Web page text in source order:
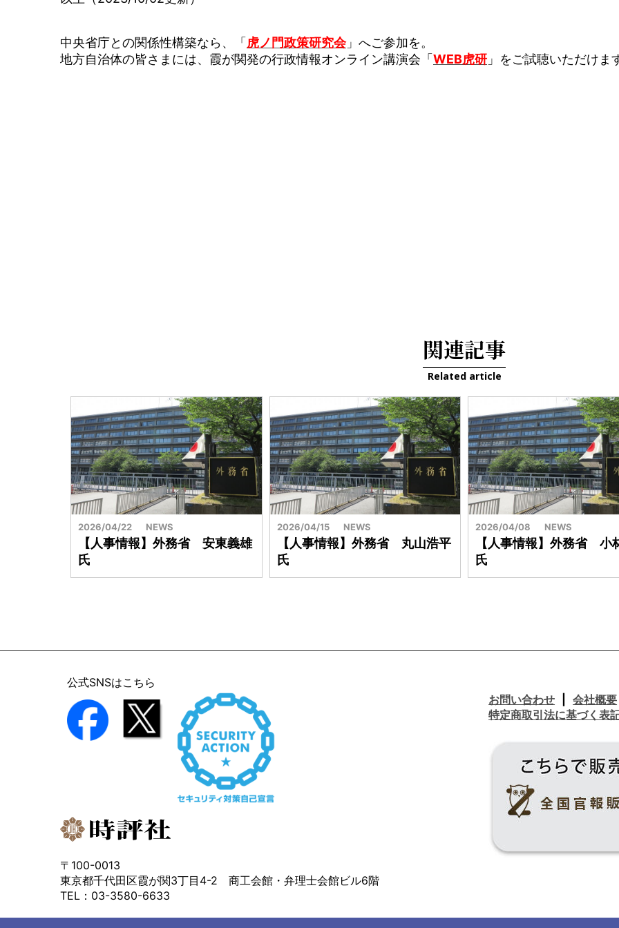
中央省庁との関係性構築なら、「 虎ノ門政策研究会」へご参加を。
地方自治体の皆さまには、霞が関発の行政情報オンライン講演会「 WEB虎研 」をご試聴いただけま
関連記事
Related article
2026/04/22 NEWS
【人事情報】外務省 安東義雄
氏
2026/04/15 NEWS
【人事情報】外務省 丸山浩平
氏
2026/04/08 NEWS
【人事情報】外務省 小
氏
公式SNSはこちら
〒100-0013
東京都千代田区霞が関3丁目4-2 商工会館・弁理士会館ビル6階
TEL：03-3580-6633
お問い合わせ
会社概要
特定商取引法に基づく表